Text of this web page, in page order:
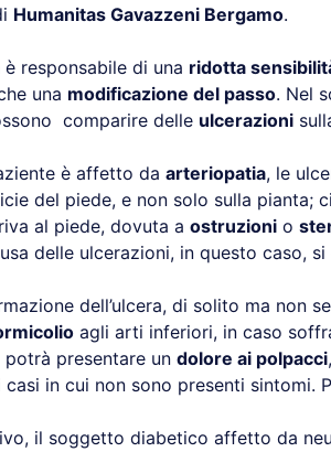
Humanitas Gavazzeni Bergamo.
è responsabile di una ridotta
una modificazione del passo. Nel
comparire delle ulcerazioni
è affetto da arteriopatia, le
del piede, e non solo sulla pianta;
al piede, dovuta a ostruzioni o
delle ulcerazioni, in questo caso,
dell’ulcera, di solito ma non
agli arti inferiori, in caso
potrà presentare un dolore ai polpacci
casi in cui non sono presenti sintomi.
il soggetto diabetico affetto da